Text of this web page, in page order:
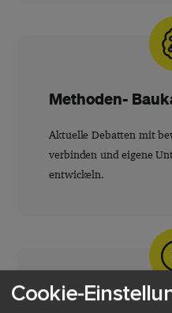
Methoden-
Aktuelle Debatten mit
verbinden und eigene
entwickeln.
Cookie-